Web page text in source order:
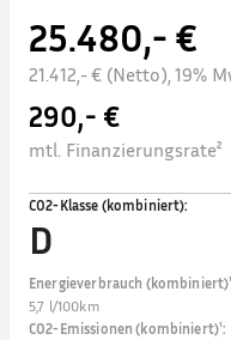
25.480,- €
21.412,- € (Netto), 19%
290,- €
mtl. Finanzierungsrate²
CO2-Klasse (kombiniert):
D
Energieverbrauch (kombiniert)¹
5,7 l/100km
CO2-Emissionen (kombiniert)¹: